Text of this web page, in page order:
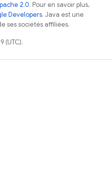
2.0. Pour en savoir plus,
Developers. Java est une
ses sociétés affiliées.
(UTC).